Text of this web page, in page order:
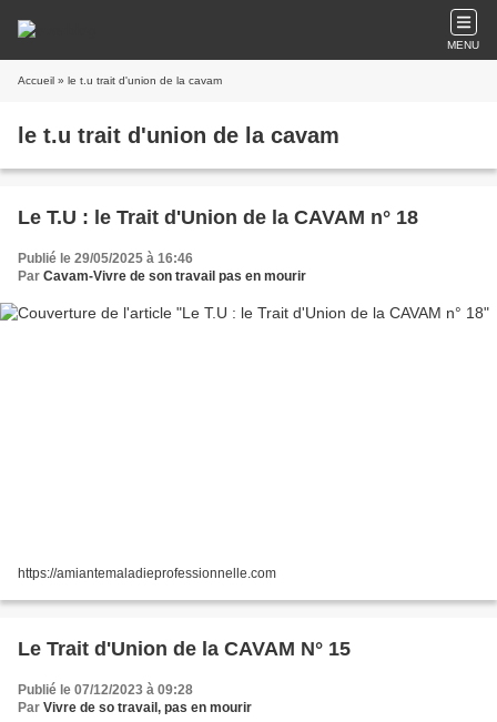
MENU
Accueil » le t.u trait d'union de la cavam
le t.u trait d'union de la cavam
Le T.U : le Trait d'Union de la CAVAM n° 18
Publié le 29/05/2025 à 16:46
Par Cavam-Vivre de son travail pas en mourir
https://amiantemaladieprofessionnelle.com
Le Trait d'Union de la CAVAM N° 15
Publié le 07/12/2023 à 09:28
Par Vivre de so travail, pas en mourir